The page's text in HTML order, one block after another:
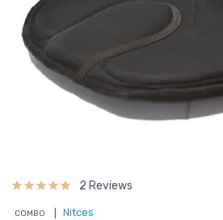
2 Reviews
COMBO Nitces